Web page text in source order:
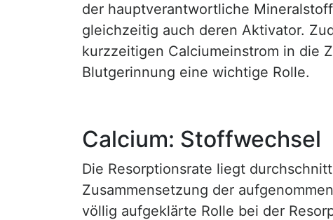
der hauptverantwortliche
gleichzeitig auch deren Aktivator.
kurzzeitigen Calciumeinstrom in die
Blutgerinnung eine wichtige Rolle.
Calcium: Stoffwechsel
Die Resorptionsrate liegt
Zusammensetzung der
völlig aufgeklärte Rolle bei der